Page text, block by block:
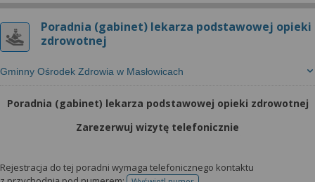
Poradnia (gabinet) lekarza podstawowej opieki
zdrowotnej
Gminny Ośrodek Zdrowia w Masłowicach
Poradnia (gabinet) lekarza podstawowej opieki zdrowotnej
Zarezerwuj wizytę telefonicznie
Rejestracja do tej poradni wymaga telefonicznego kontaktu